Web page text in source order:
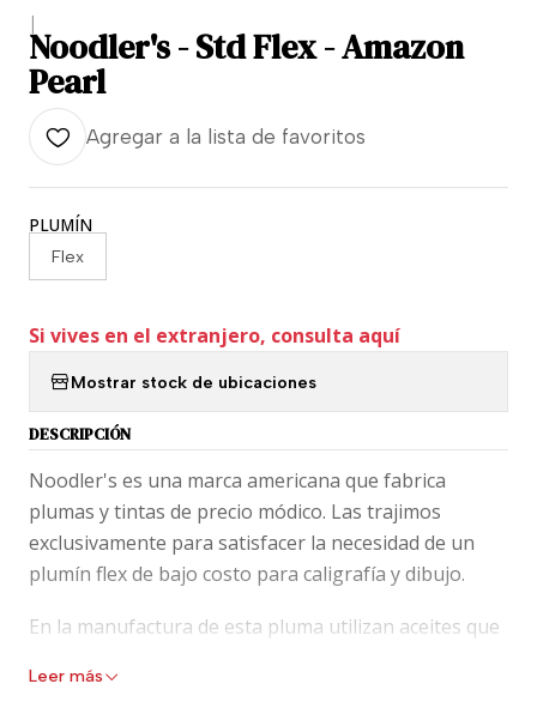
|
Noodler's - Std Flex - Amazon
Pearl
Agregar a la lista de favoritos
PLUMÍN
Flex
Si vives en el extranjero, consulta aquí
Mostrar stock de ubicaciones
DESCRIPCIÓN
Noodler's es una marca americana que fabrica
plumas y tintas de precio módico. Las trajimos
exclusivamente para satisfacer la necesidad de un
plumín flex de bajo costo para caligrafía y dibujo.
En la manufactura de esta pluma utilizan aceites que
pluma, dando una experiencia no grata de escritura,
Leer más